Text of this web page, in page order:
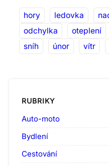
hory ledovka
odchylka
oteplení
sníh
únor vítr
RUBRIKY
Auto-moto
Bydlení
Cestování